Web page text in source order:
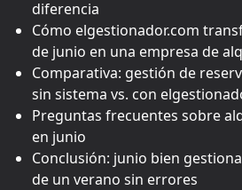
diferencia
Cómo elgestionador.com
de junio en una empresa de
Comparativa: gestión de
sin sistema vs. con
Preguntas frecuentes sobre
en junio
Conclusión: junio bien
de un verano sin errores